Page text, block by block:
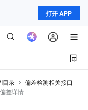
打开 APP
目录
偏差检测相关接口
差详情